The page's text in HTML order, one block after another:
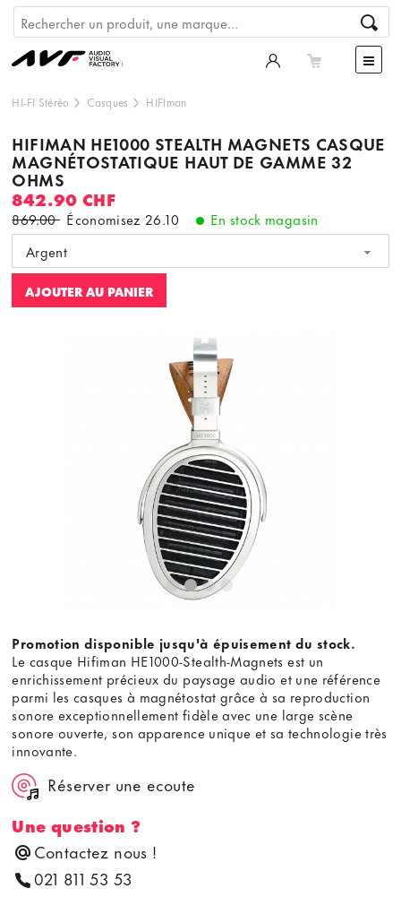
HI-FI Stéréo Casques HIFIman
HIFIMAN HE1000 STEALTH MAGNETS CASQUE
MAGNÉTOSTATIQUE HAUT DE GAMME 32
OHMS
842.90 CHF
869.00 Économisez26.10
En stock magasin
Argent
AJOUTER AU PANIER
Promotion disponible jusqu'à épuisement du stock.
Le casque Hifiman HE1000-Stealth-Magnets est un
enrichissement précieux du paysage audio et une référence
parmi les casques à magnétostat grâce à sa reproduction
sonore exceptionnellement fidèle avec une large scène
sonore ouverte, son apparence unique et sa technologie très
innovante.
Réserver une ecoute
Une question ?
Contactez nous !
021 811 53 53